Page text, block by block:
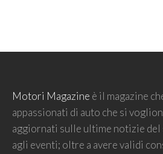
Motori Magazine è il magazine
appassionati di auto che si
aggiornati sulle ultime notizie del
agli eventi; oltre a avere validi